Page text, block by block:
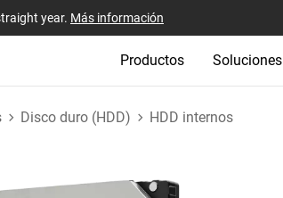
year. Más información
Productos Soluciones
Disco duro (HDD) HDD internos